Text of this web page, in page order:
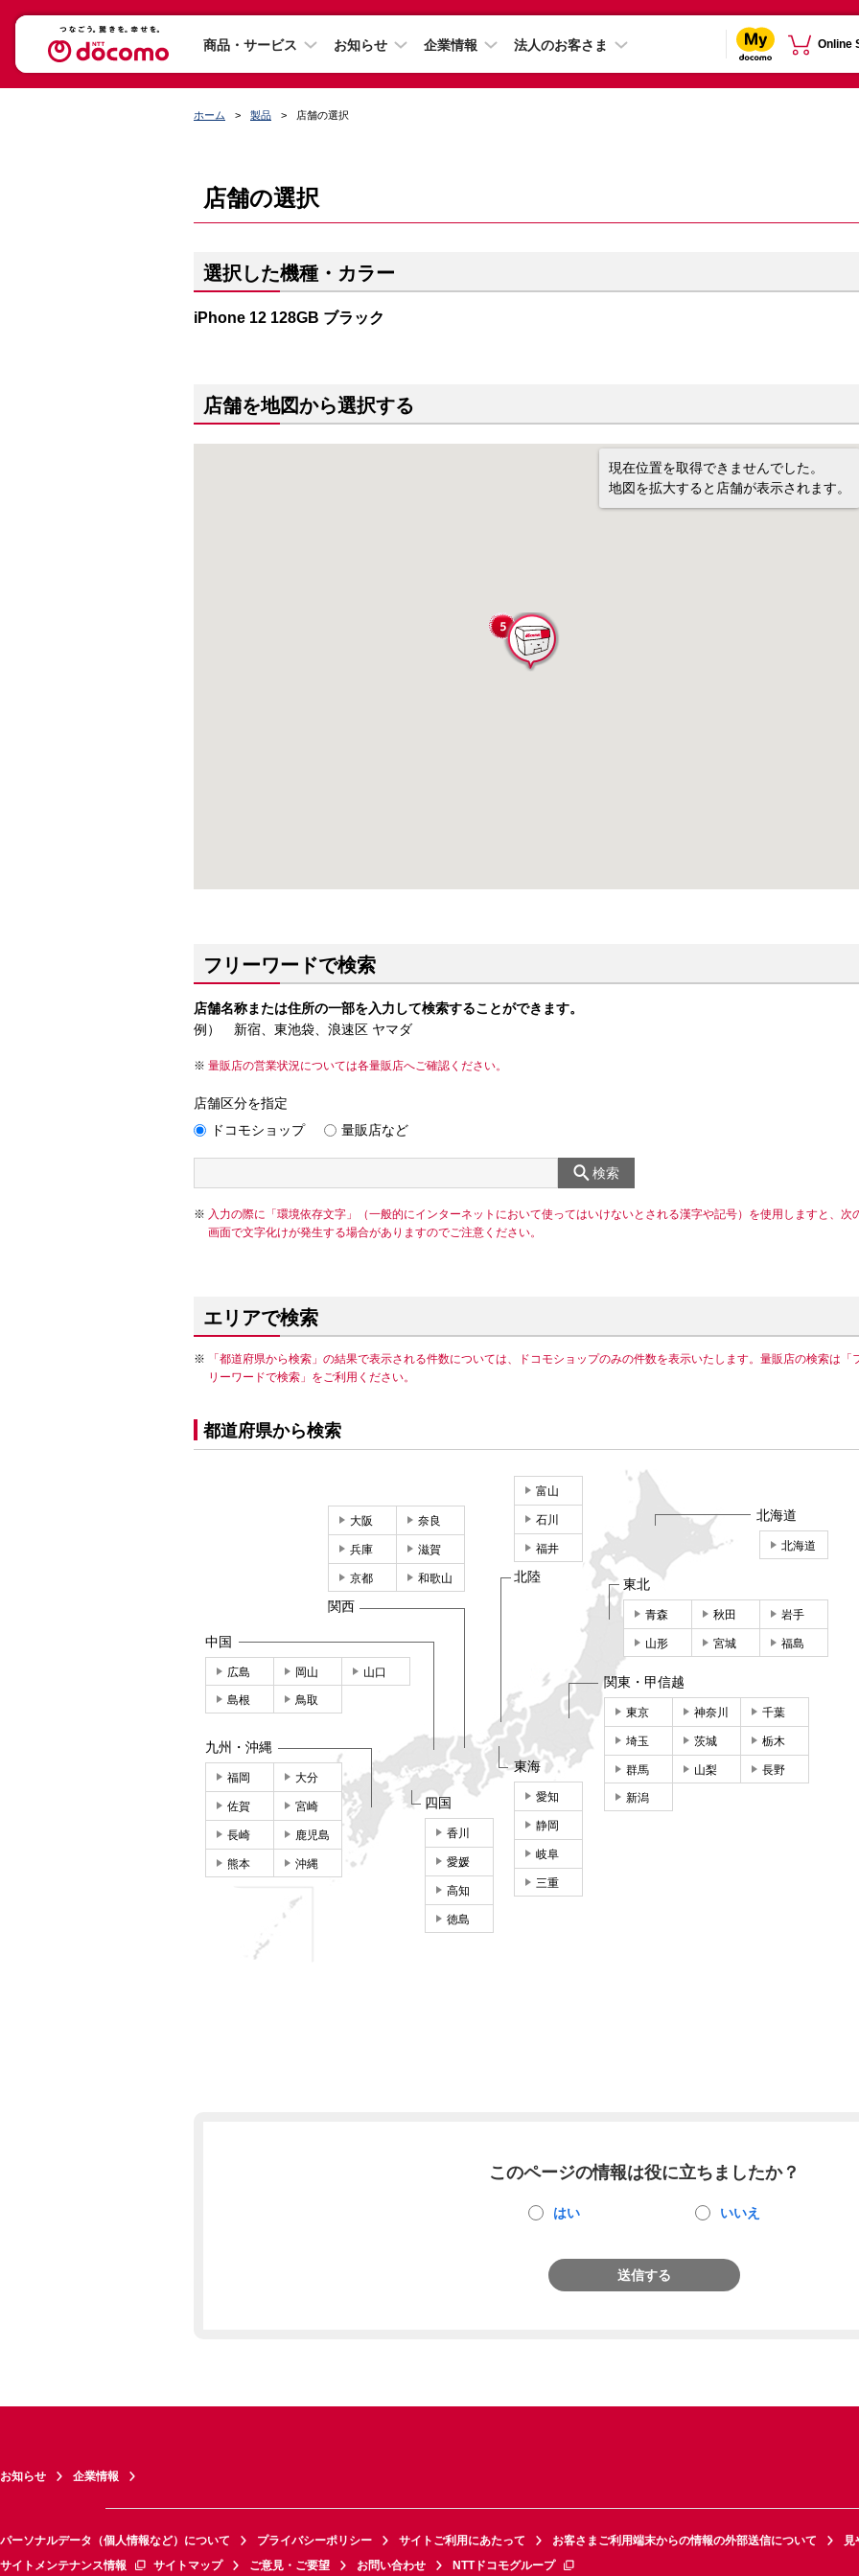
商品・サービス お知らせ 企業情報 法人のお客さま Online
ホーム 製品 店舗の選択
店舗の選択
選択した機種・カラー
iPhone 12 128GB ブラック
店舗を地図から選択する
現在位置を取得できませんでした。
地図を拡大すると店舗が表示されます。
フリーワードで検索
店舗名称または住所の一部を入力して検索することができます。
例） 新宿、東池袋、浪速区 ヤマダ
量販店の営業状況については各量販店へご確認ください。
店舗区分を指定
ドコモショップ
量販店など
検索
入力の際に「環境依存文字」（一般的にインターネットにおいて使ってはいけないとされる漢字や記号）を使用しますと、次
画面で文字化けが発生する場合がありますのでご注意ください。
エリアで検索
「都道府県から検索」の結果で表示される件数については、ドコモショップのみの件数を表示いたします。量販店の検索は「
リーワードで検索」をご利用ください。
都道府県から検索
北海道
北海道
東北
青森 秋田 岩手
山形 宮城 福島
関東・甲信越
東京 神奈川 千葉
埼玉 茨城 栃木
群馬 山梨 長野
新潟
東海
愛知
静岡
岐阜
三重
富山
石川
福井
北陸
大阪 奈良
兵庫 滋賀
京都 和歌山
関西
中国
広島 岡山 山口
島根 鳥取
四国
香川
愛媛
高知
徳島
九州・沖縄
福岡 大分
佐賀 宮崎
長崎 鹿児島
熊本 沖縄
このページの情報は役に立ちましたか？
はい いいえ
送信する
お知らせ 企業情報
パーソナルデータ（個人情報など）について プライバシーポリシー サイトご利用にあたって お客さまご利用端末からの情報の外部送信について
見
サイトメンテナンス情報
サイトマップ ご意見・ご要望 お問い合わせ NTTドコモグループ